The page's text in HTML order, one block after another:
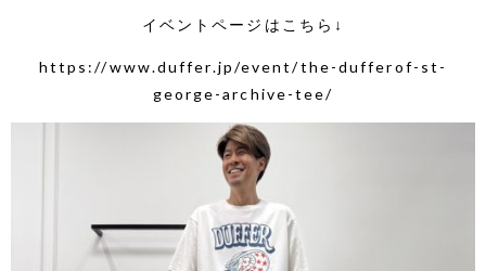
イベントページはこちら↓
https://www.duffer.jp/event/the-dufferof-st-
george-archive-tee/